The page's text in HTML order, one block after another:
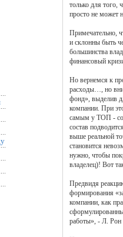
только для того,
просто не может
Примечательно,
и склонны быть
большинства
финансовый
Но вернемся к
расходы…, но
фонд», выделив
компании. При
самым у ТОП -
состав
выше реальной
становится
нужно, чтобы
владелец)! Вот
Предвидя
формирования
компании, как
работы», - Л. Рон